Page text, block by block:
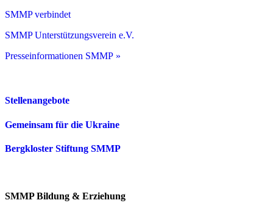
SMMP verbindet
SMMP Unterstützungsverein e.V.
Presseinformationen SMMP »
Stellenangebote
Gemeinsam für die Ukraine
Bergkloster Stiftung SMMP
SMMP Bildung & Erziehung